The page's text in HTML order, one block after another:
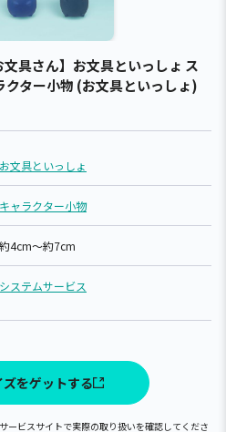
文具さん】お文具といっしょ ス
クター小物 (お文具といっしょ)
お文具といっしょ
キャラクター小物
約4cm～約7cm
システムサービス
ズをゲットする
ービスサイトで実際の取り扱いを確認してくださ